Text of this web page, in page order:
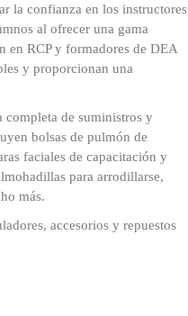
la confianza en los instructores
al ofrecer una gama
en RCP y formadores de DEA
y proporcionan una
completa de suministros y
bolsas de pulmón de
faciales de capacitación y
para arrodillarse,
más.
accesorios y repuestos